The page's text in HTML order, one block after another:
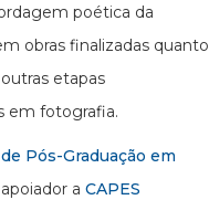
poética da
obras finalizadas quanto
etapas
em fotografia.
Pós-Graduação em
a CAPES